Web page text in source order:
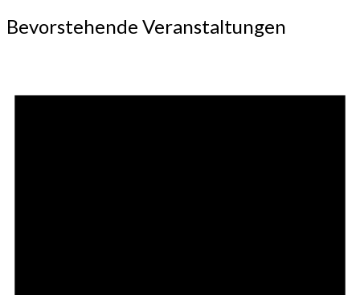
Bevorstehende Veranstaltungen